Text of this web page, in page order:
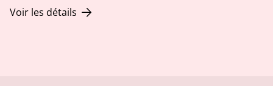
Voir les détails